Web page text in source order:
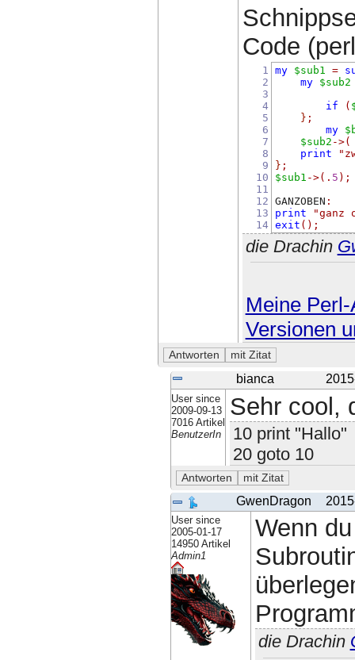
Code
1
2
3
4
5
6
7
8
9
10
11
12
13
14
my $sub1 =
my $sub2
if
(
} ;
my
$sub2 ->(
print
} ;
$sub1 ->(. 5 );
GANZOBEN :
print
"ganz
exit ();
die Drachin
Meine
Versionen
bianca
User since
2009-09-13
7016 Artikel
BenutzerIn
Sehr cool,
10 print "Hallo"
20 goto 10
GwenDragon
User since
2005-01-17
14950 Artikel
Admin1
Wenn
die Drachin